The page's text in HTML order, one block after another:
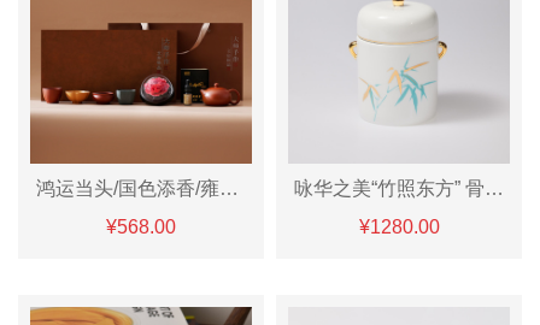
鸿运当头/国色添香/雍容华贵茶壶套组
¥568.00
咏华之美“竹照东方” 骨瓷存茶罐
¥1280.00